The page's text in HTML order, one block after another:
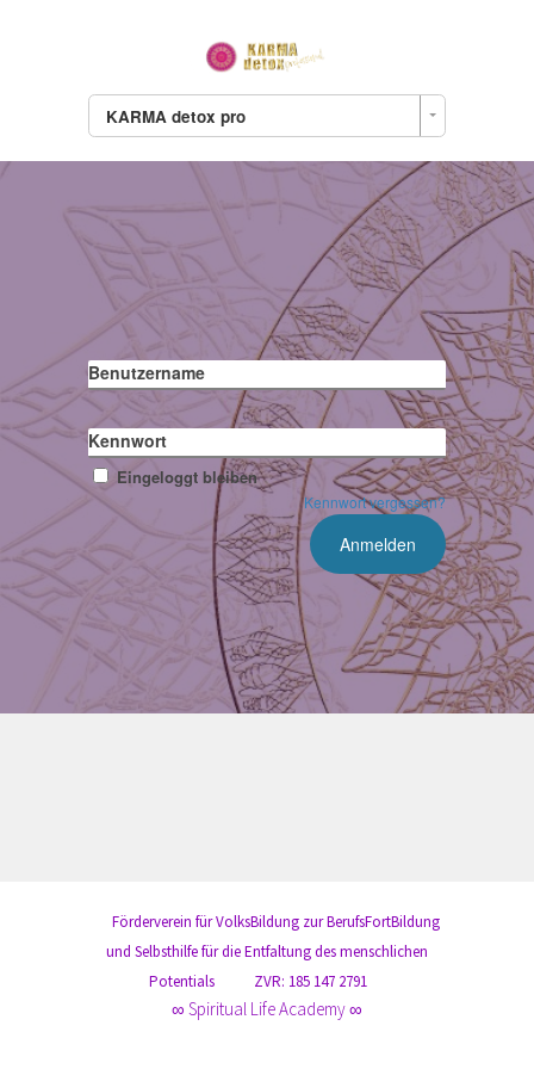
KARMA detox pro
Benutzername
Kennwort
Eingeloggt bleiben
Kennwort vergessen?
Förderverein für VolksBildung zur BerufsFortBildung
und Selbsthilfe für die Entfaltung des menschlichen
Potentials
ZVR: 185 147 2791
∞ Spiritual Life Academy ∞